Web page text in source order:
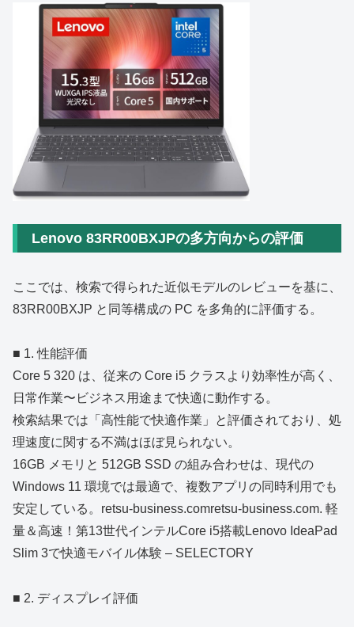
Lenovo 83RR00BXJPの多方向からの評価
ここでは、検索で得られた近似モデルのレビューを基に、
83RR00BXJP と同等構成の PC を多角的に評価する。
■ 1. 性能評価
Core 5 320 は、従来の Core i5 クラスより効率性が高く、
日常作業〜ビジネス用途まで快適に動作する。
検索結果では「高性能で快適作業」と評価されており、処
理速度に関する不満はほぼ見られない。
16GB メモリと 512GB SSD の組み合わせは、現代の
Windows 11 環境では最適で、複数アプリの同時利用でも
安定している。retsu-business.comretsu-business.com. 軽
量＆高速！第13世代インテルCore i5搭載Lenovo IdeaPad
Slim 3で快適モバイル体験 – SELECTORY
■ 2. ディスプレイ評価